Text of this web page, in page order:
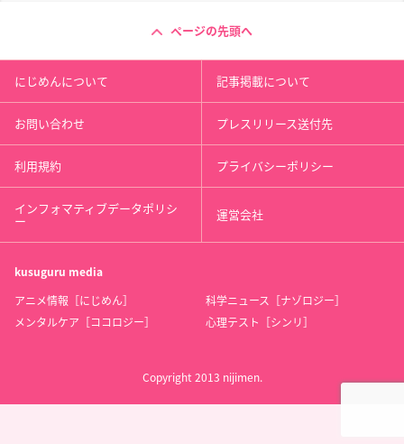
ページの先頭へ
にじめんについて 記事掲載について
お問い合わせ プレスリリース送付先
利用規約 プライバシーポリシー
インフォマティブデータポリシ
ー 運営会社
kusuguru media
アニメ情報［にじめん］
科学ニュース［ナゾロジー］
メンタルケア［ココロジー］
心理テスト［シンリ］
Copyright 2013 nijimen.